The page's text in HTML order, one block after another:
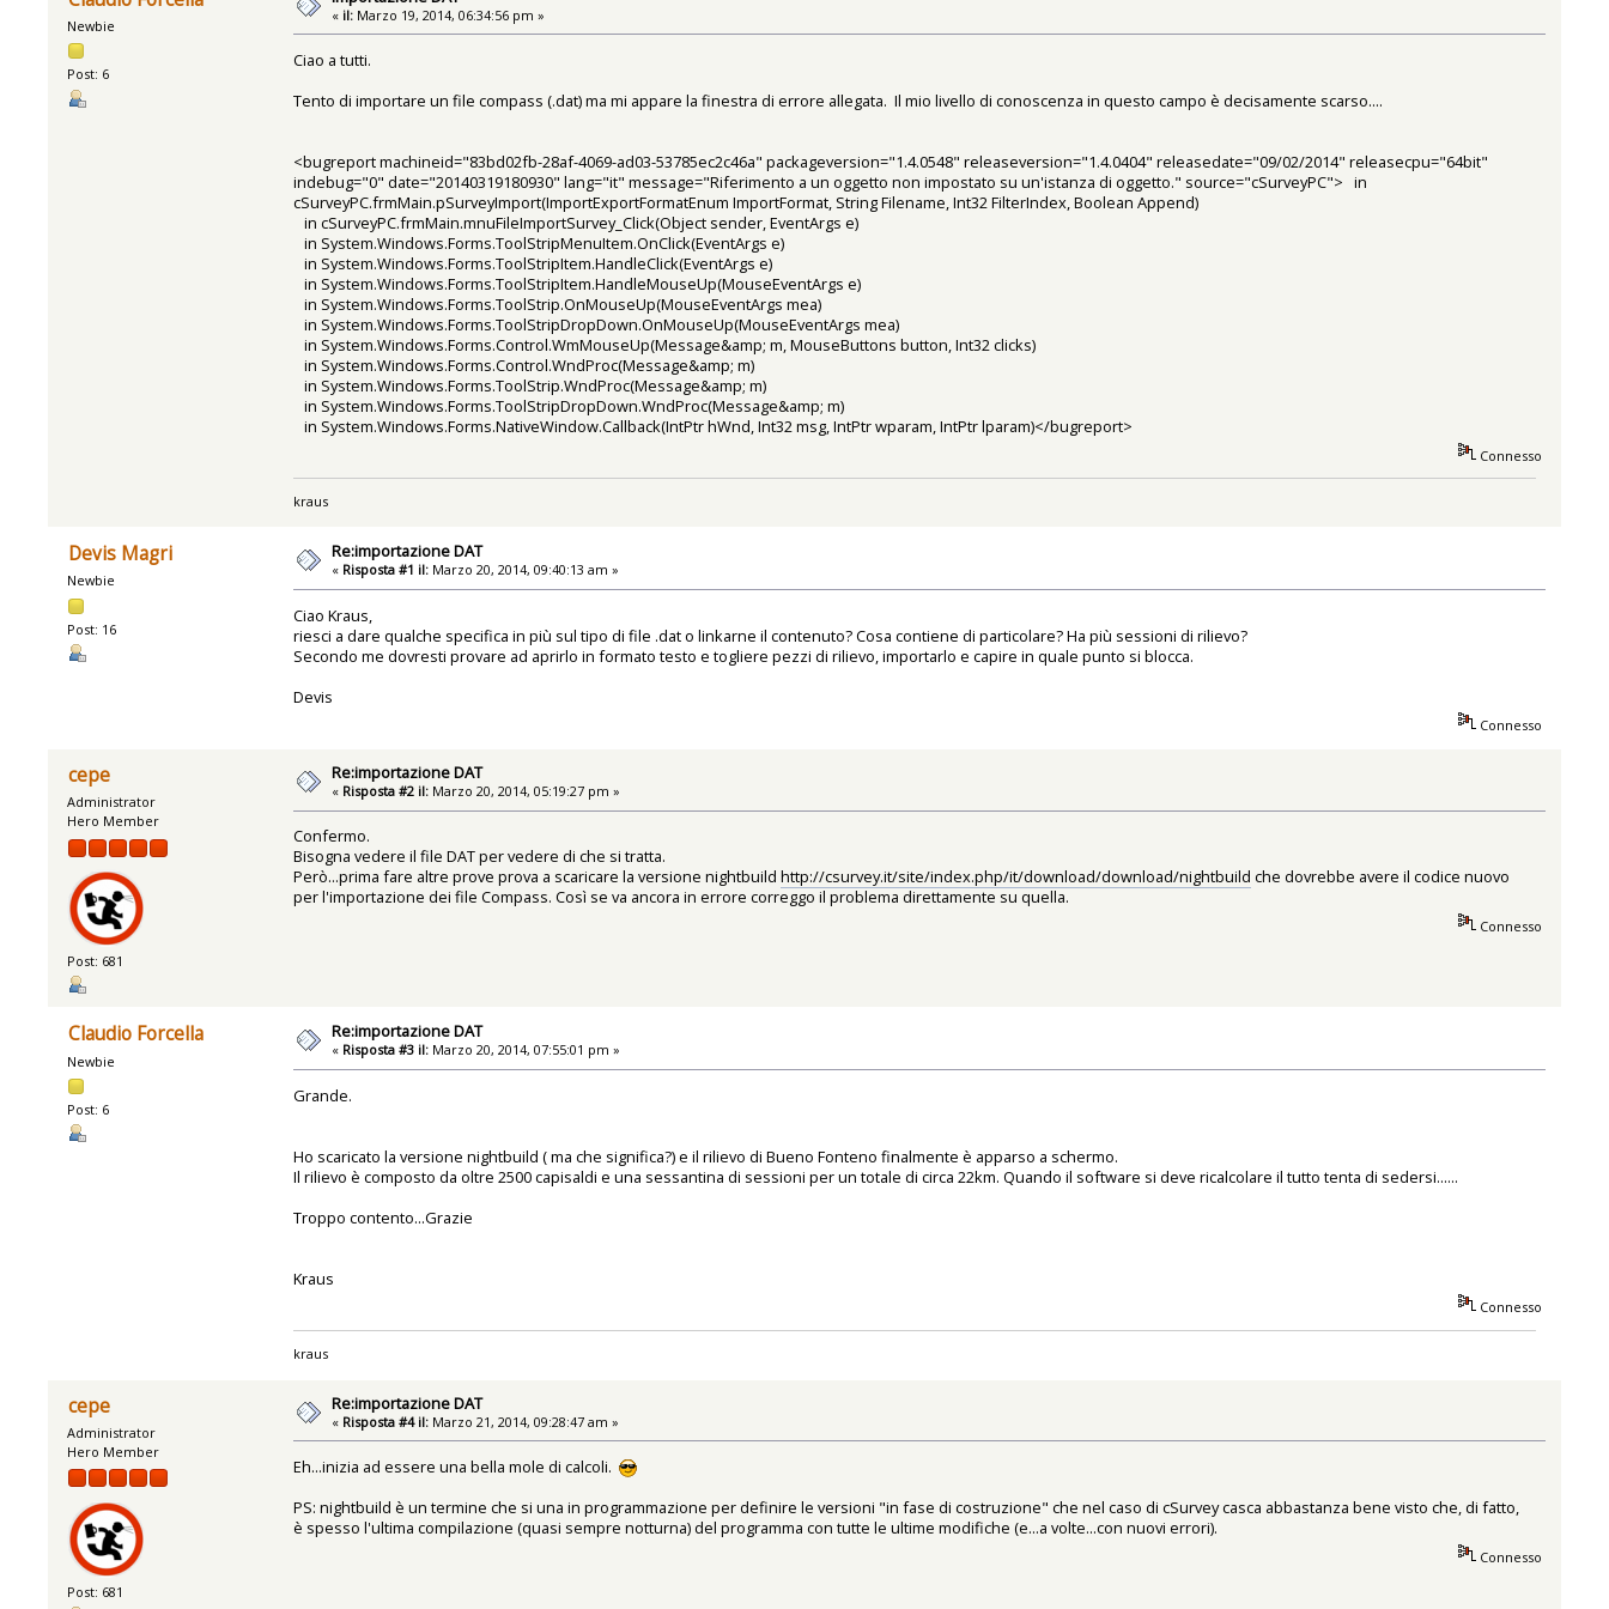
Newbie
Post: 6
« il: Marzo 19, 2014, 06:34:56 pm »
Ciao a tutti.
Tento di importare un file compass (.dat) ma mi appare la finestra di errore allegata. Il mio livello di conoscenza in questo campo è decisamente scarso....
<bugreport machineid="83bd02fb-28af-4069-ad03-53785ec2c46a" packageversion="1.4.0548" releaseversion="1.4.0404" releasedate="09/02/2014" releasecpu="64bit"
indebug="0" date="20140319180930" lang="it" message="Riferimento a un oggetto non impostato su un'istanza di oggetto." source="cSurveyPC"> in
cSurveyPC.frmMain.pSurveyImport(ImportExportFormatEnum ImportFormat, String Filename, Int32 FilterIndex, Boolean Append)
in cSurveyPC.frmMain.mnuFileImportSurvey_Click(Object sender, EventArgs e)
in System.Windows.Forms.ToolStripMenuItem.OnClick(EventArgs e)
in System.Windows.Forms.ToolStripItem.HandleClick(EventArgs e)
in System.Windows.Forms.ToolStripItem.HandleMouseUp(MouseEventArgs e)
in System.Windows.Forms.ToolStrip.OnMouseUp(MouseEventArgs mea)
in System.Windows.Forms.ToolStripDropDown.OnMouseUp(MouseEventArgs mea)
in System.Windows.Forms.Control.WmMouseUp(Message&amp; m, MouseButtons button, Int32 clicks)
in System.Windows.Forms.Control.WndProc(Message&amp; m)
in System.Windows.Forms.ToolStrip.WndProc(Message&amp; m)
in System.Windows.Forms.ToolStripDropDown.WndProc(Message&amp; m)
in System.Windows.Forms.NativeWindow.Callback(IntPtr hWnd, Int32 msg, IntPtr wparam, IntPtr lparam)</bugreport>
Connesso
kraus
Devis Magri
Newbie
Post: 16
Re:importazione DAT
« Risposta #1 il: Marzo 20, 2014, 09:40:13 am »
Ciao Kraus,
riesci a dare qualche specifica in più sul tipo di file .dat o linkarne il contenuto? Cosa contiene di particolare? Ha più sessioni di rilievo?
Secondo me dovresti provare ad aprirlo in formato testo e togliere pezzi di rilievo, importarlo e capire in quale punto si blocca.
Devis
Connesso
cepe
Administrator
Hero Member
Post: 681
Re:importazione DAT
« Risposta #2 il: Marzo 20, 2014, 05:19:27 pm »
Confermo.
Bisogna vedere il file DAT per vedere di che si tratta.
Però...prima fare altre prove prova a scaricare la versione nightbuild http://csurvey.it/site/index.php/it/download/download/nightbuild che dovrebbe avere il codice nuovo
per l'importazione dei file Compass. Così se va ancora in errore correggo il problema direttamente su quella.
Connesso
Claudio Forcella
Newbie
Post: 6
Re:importazione DAT
« Risposta #3 il: Marzo 20, 2014, 07:55:01 pm »
Grande.
Ho scaricato la versione nightbuild ( ma che significa?) e il rilievo di Bueno Fonteno finalmente è apparso a schermo.
Il rilievo è composto da oltre 2500 capisaldi e una sessantina di sessioni per un totale di circa 22km. Quando il software si deve ricalcolare il tutto tenta di sedersi......
Troppo contento...Grazie
Kraus
Connesso
kraus
cepe
Administrator
Hero Member
Post: 681
Re:importazione DAT
« Risposta #4 il: Marzo 21, 2014, 09:28:47 am »
Eh...inizia ad essere una bella mole di calcoli.
PS: nightbuild è un termine che si una in programmazione per definire le versioni "in fase di costruzione" che nel caso di cSurvey casca abbastanza bene visto che, di fatto,
è spesso l'ultima compilazione (quasi sempre notturna) del programma con tutte le ultime modifiche (e...a volte...con nuovi errori).
Connesso